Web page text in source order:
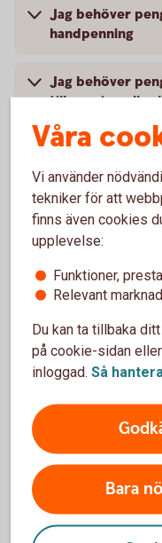
Jag behöver
handpenning
Jag behöver
till pension eller
Jag behöver
Spara till
För att klara
tandläkarbesök
Eftersom du kan
en låg risk när du
att spara på ett
Månadsspara till
Jag behöver
Våra
Vi använder
tekniker för att
finns även cookies
upplevelse:
Funktioner,
Relevant
Du kan ta tillbaka
på cookie-sidan
inloggad. Så
Bara